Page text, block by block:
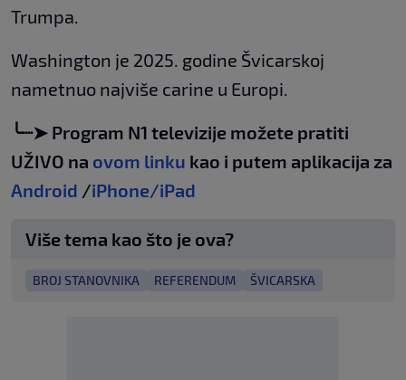
Trumpa.
Washington je 2025. godine Švicarskoj
nametnuo najviše carine u Europi.
╰┈➤ Program N1 televizije možete pratiti
UŽIVO na ovom linku kao i putem aplikacija za
Android /iPhone/iPad
Više tema kao što je ova?
BROJ STANOVNIKA REFERENDUM ŠVICARSKA